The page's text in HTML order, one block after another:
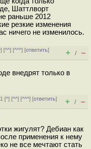
Шаттлворт
раньше 2012
резкие изменения
ничего не изменилось.
] [^^] [^^^] [ответить]
+ / –
внедрят только в
[^] [^^] [^^^] [ответить]
+ / –
жигулят? Дебиан как
применения к нему
не все мечтают стать